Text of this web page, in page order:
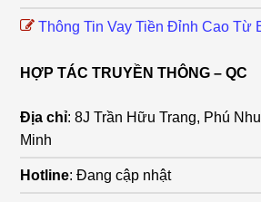
Thông Tin Vay Tiền Đỉnh Cao Từ
HỢP TÁC TRUYỀN THÔNG – QC
Địa chỉ: 8J Trần Hữu Trang, Phú
Minh
Hotline: Đang cập nhật